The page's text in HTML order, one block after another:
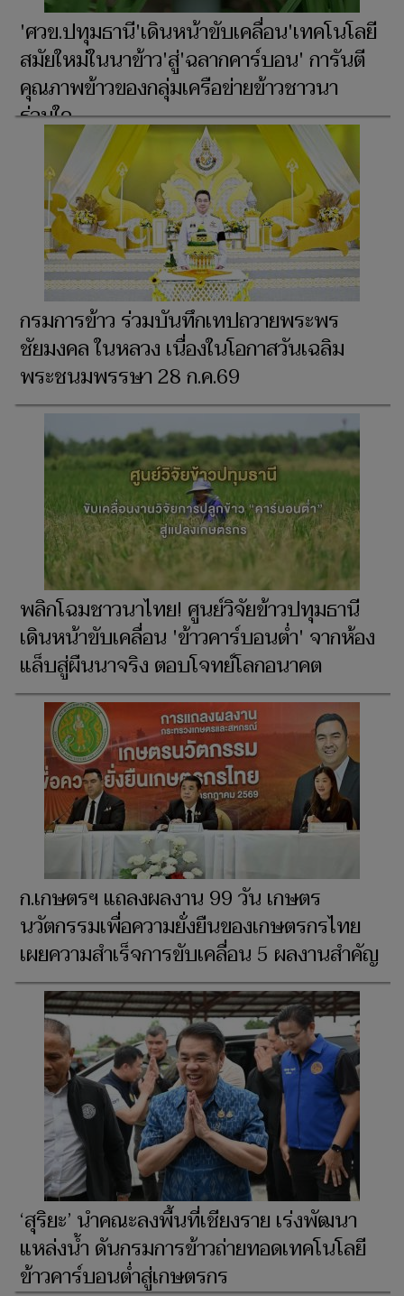
'ศวข.ปทุมธานี'เดินหน้าขับเคลื่อน'เทคโนโลยี
สมัยใหม่ในนาข้าว'สู่'ฉลากคาร์บอน' การันตี
คุณภาพข้าวของกลุ่มเครือข่ายข้าวชาวนา
ร่วมใจ
​กรมการข้าว ร่วมบันทึกเทปถวายพระพร
ชัยมงคล ในหลวง เนื่องในโอกาสวันเฉลิม
พระชนมพรรษา 28 ก.ค.69
​พลิกโฉมชาวนาไทย! ศูนย์วิจัยข้าวปทุมธานี
เดินหน้าขับเคลื่อน 'ข้าวคาร์บอนต่ำ' จากห้อง
แล็บสู่ผืนนาจริง ตอบโจทย์โลกอนาคต
ก.เกษตรฯ แถลงผลงาน 99 วัน เกษตร
นวัตกรรมเพื่อความยั่งยืนของเกษตรกรไทย
เผยความสำเร็จการขับเคลื่อน 5 ผลงานสำคัญ
‘สุริยะ’ นำคณะลงพื้นที่เชียงราย เร่งพัฒนา
แหล่งน้ำ ดันกรมการข้าวถ่ายทอดเทคโนโลยี
ข้าวคาร์บอนต่ำสู่เกษตรกร